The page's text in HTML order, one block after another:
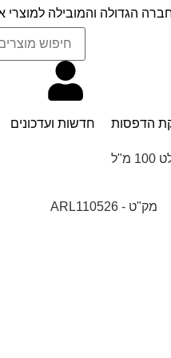
הגדולה והמובילה למוצרי
הדפסות חדשות ועדכונים
מק"ט - ARL110526